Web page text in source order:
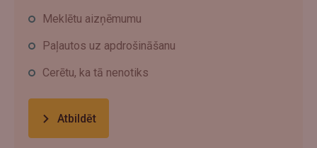
Meklētu aizņēmumu
Paļautos uz apdrošināšanu
Cerētu, ka tā nenotiks
Atbildēt